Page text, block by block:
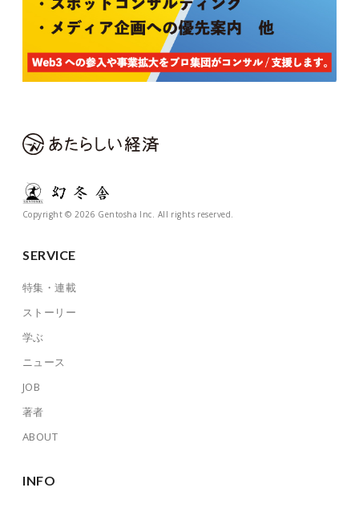
Copyright © 2026 Gentosha Inc. All rights reserved.
SERVICE
特集・連載
ストーリー
学ぶ
ニュース
JOB
著者
ABOUT
INFO